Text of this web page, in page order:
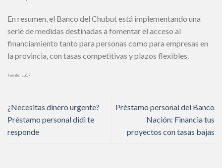
En resumen, el Banco del Chubut está implementando una
serie de medidas destinadas a fomentar el acceso al
financiamiento tanto para personas como para empresas en
la provincia, con tasas competitivas y plazos flexibles.
Fuente: Lu17
¿Necesitas dinero urgente?
Préstamo personal didi te
responde
Préstamo personal del Banco
Nación: Financia tus
proyectos con tasas bajas